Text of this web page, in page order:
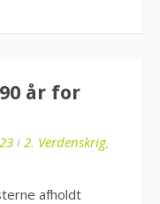
år for
i 2. Verdenskrig,
afholdt